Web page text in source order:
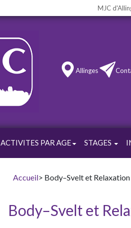
MJC
Allinges
ACTIVITES PAR AGE STAGES
Accueil> Body–Svelt et Relaxation
Body–Svelt et